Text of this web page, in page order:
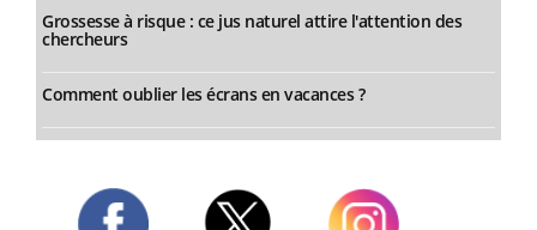
Grossesse à risque : ce jus naturel attire l'attention des
chercheurs
Comment oublier les écrans en vacances ?